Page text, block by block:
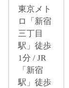
東京メト
ロ「新宿
三丁目
駅」徒歩
1分 / JR
「新宿
駅」徒歩